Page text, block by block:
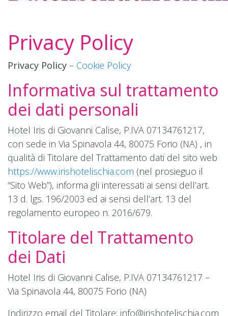
Privacy Policy
Privacy Policy – Cookie Policy
Informativa sul trattamento
dei dati personali
Hotel Iris di Giovanni Calise, P.IVA 07134761217,
con sede in Via Spinavola 44, 80075 Forio (NA) , in
qualità di Titolare del Trattamento dati del sito web
https://www.irishotelischia.com (nel prosieguo il
“Sito Web”), informa gli interessati ai sensi dell’art.
13 d. lgs. 196/2003 ed ai sensi dell’art. 13 del
regolamento europeo n. 2016/679.
Titolare del Trattamento
dei Dati
Hotel Iris di Giovanni Calise, P.IVA 07134761217 –
Via Spinavola 44, 80075 Forio (NA)
Indirizzo email del Titolare: info@irishotelischia.com